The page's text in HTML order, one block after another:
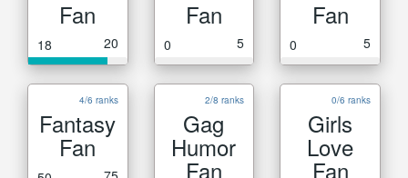
Fan
18 20
Fan
0 5
Fan
0 5
4/6 ranks
Fantasy
Fan
2/8 ranks
Gag
Humor
Fan
0/6 ranks
Girls
Love
Fan